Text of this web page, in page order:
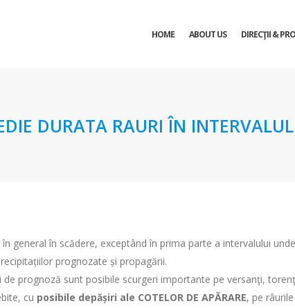
HOME ABOUT US DIRECŢII &
DURATA RAURI ÎN
general în scădere, exceptând în prima parte a intervalului
prognozate și propagării.
prognoză sunt posibile scurgeri importante pe versanţi,
cu posibile depășiri ale COTELOR DE APĂRARE, pe